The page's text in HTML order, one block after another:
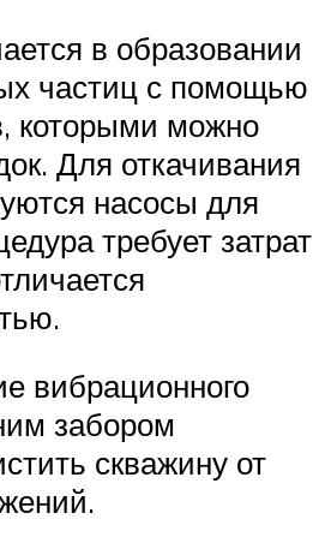
в образовании
частиц с помощью
которыми можно
Для откачивания
насосы для
требует затрат
вибрационного
забором
скважину от